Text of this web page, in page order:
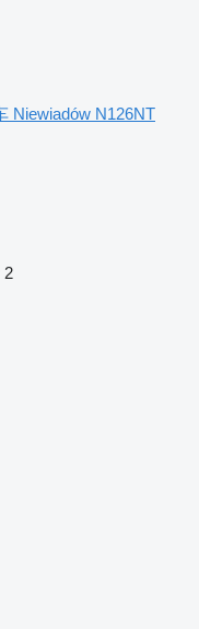
Niewiadów N126NT
2